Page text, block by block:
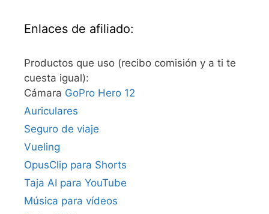
Enlaces de afiliado:
Productos que uso (recibo comisión y a ti te
cuesta igual):
Cámara GoPro Hero 12
Auriculares
Seguro de viaje
Vueling
OpusClip para Shorts
Taja AI para YouTube
Música para vídeos